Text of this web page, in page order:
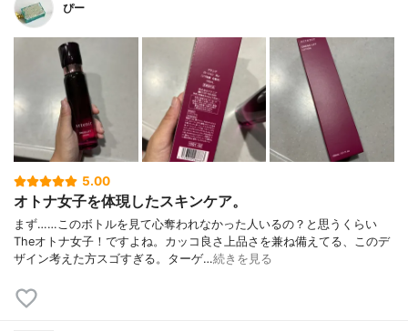
ぴー
5.00
オトナ女子を体現したスキンケア。
まず……このボトルを見て心奪われなかった人いるの？と思うくらい
Theオトナ女子！ですよね。カッコ良さ上品さを兼ね備えてる、このデ
ザイン考えた方スゴすぎる。ターゲ…続きを見る